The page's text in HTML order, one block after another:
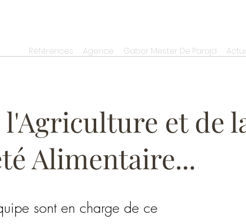
Références Agence Gabor Mester De Parajd
et de
Alimentaire...
sont en charge de ce